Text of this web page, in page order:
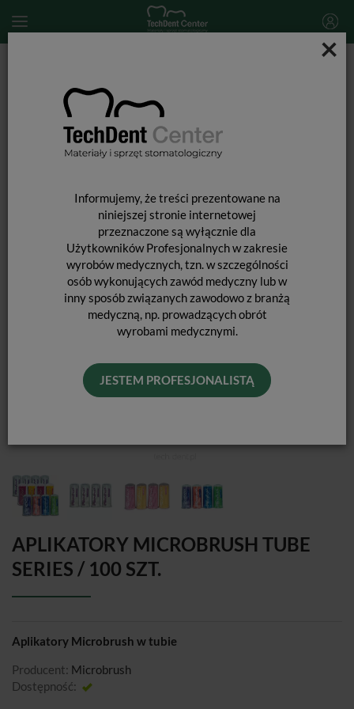
×
Informujemy, że treści prezentowane na
niniejszej stronie internetowej
przeznaczone są wyłącznie dla
Użytkowników Profesjonalnych w zakresie
wyrobów medycznych, tzn. w szczególności
osób wykonujących zawód medyczny lub w
inny sposób związanych zawodowo z branżą
medyczną, np. prowadzących obrót
wyrobami medycznymi.
JESTEM PROFESJONALISTĄ
Aplikatory Microbrush Tube Series / 100 szt.
APLIKATORY MICROBRUSH TUBE
SERIES / 100 SZT.
Aplikatory Microbrush w tubie
Producent: Microbrush
Dostępność: